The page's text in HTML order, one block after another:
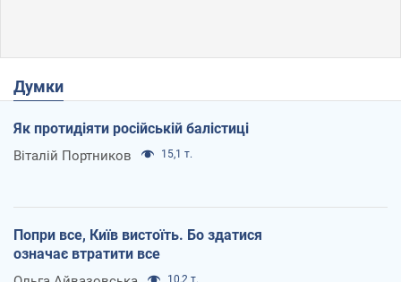
Думки
Як протидіяти російській балістиці
Віталій Портников 15,1 т.
Попри все, Київ вистоїть. Бо здатися
означає втратити все
10,2 т.